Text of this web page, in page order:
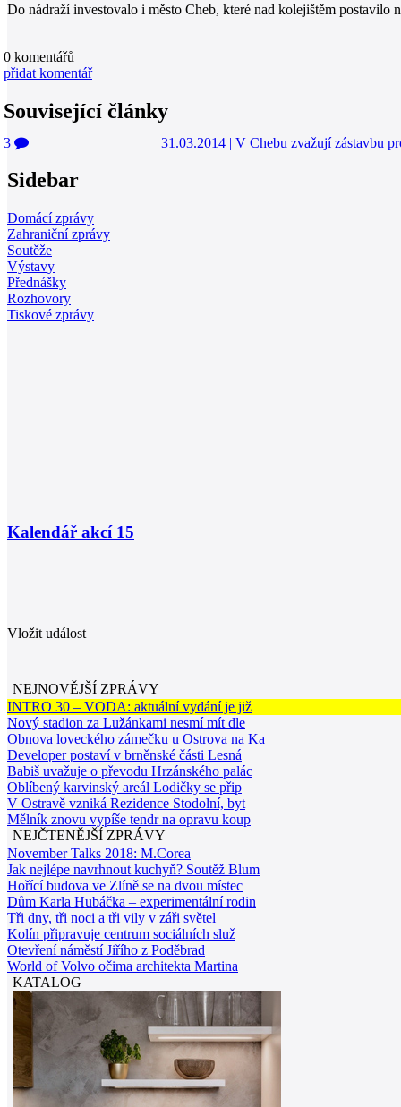
Do nádraží investovalo i město Cheb, které nad kolejištěm
0 komentářů
přidat komentář
Související články
3 31.03.2014 | V Chebu zvažují zástavbu
Sidebar
Domácí zprávy
Zahraniční zprávy
Soutěže
Výstavy
Přednášky
Rozhovory
Tiskové zprávy
Kalendář akcí 15
Vložit událost
NEJNOVĚJŠÍ ZPRÁVY
INTRO 30 – VODA: aktuální vydání je již
Nový stadion za Lužánkami nesmí mít dle
Obnova loveckého zámečku u Ostrova na Ka
Developer postaví v brněnské části Lesná
Babiš uvažuje o převodu Hrzánského palác
Oblíbený karvinský areál Lodičky se přip
V Ostravě vzniká Rezidence Stodolní, byt
Mělník znovu vypíše tendr na opravu koup
NEJČTENĚJŠÍ ZPRÁVY
November Talks 2018: M.Corea
Jak nejlépe navrhnout kuchyň? Soutěž Blum
Hořící budova ve Zlíně se na dvou místec
Dům Karla Hubáčka – experimentální rodin
Tři dny, tři noci a tři vily v záři světel
Kolín připravuje centrum sociálních služ
Otevření náměstí Jiřího z Poděbrad
World of Volvo očima architekta Martina
KATALOG